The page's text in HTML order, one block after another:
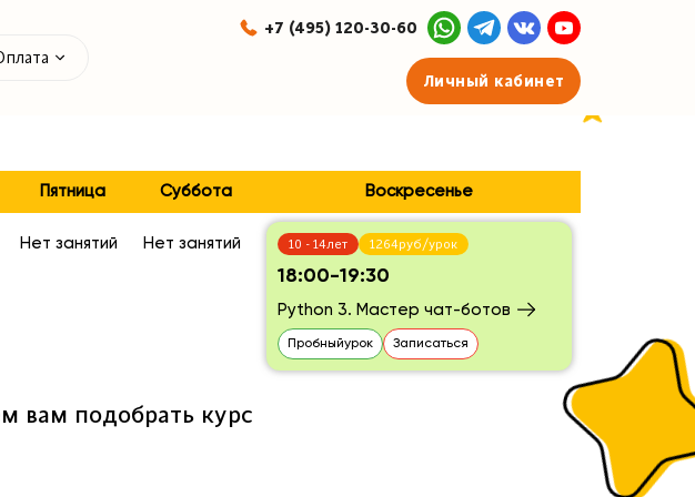
+7 (495) 120-30-60
Личный кабинет
Пятница Суббота Воскресенье
Нет занятий Нет занятий 10 - 14лет 1264руб/урок
18:00-19:30
Python 3. Мастер чат-ботов
Пробныйурок Записаться
подобрать курс